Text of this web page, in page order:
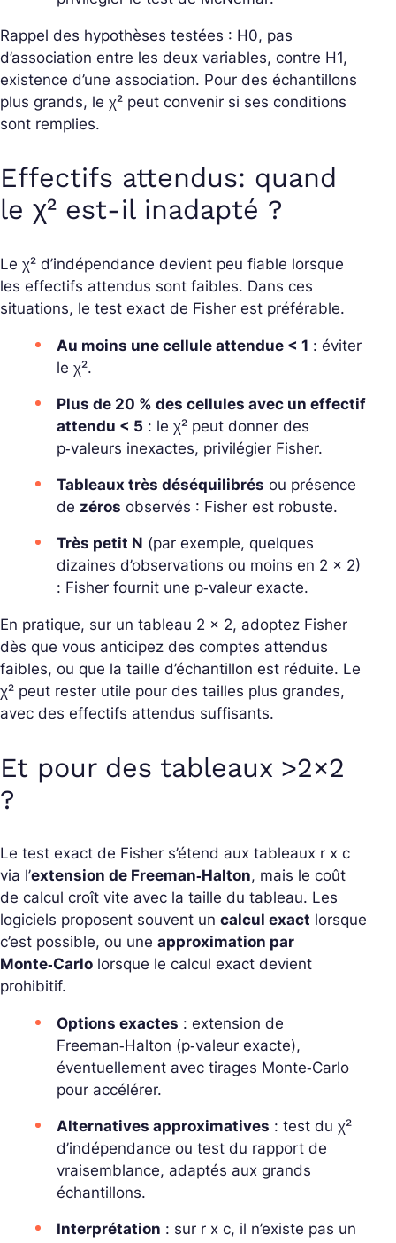
Rappel des hypothèses testées : H0, pas
d’association entre les deux variables, contre H1,
existence d’une association. Pour des échantillons
plus grands, le χ² peut convenir si ses conditions
sont remplies.
Effectifs attendus: quand
le χ² est-il inadapté ?
Le χ² d’indépendance devient peu fiable lorsque
les effectifs attendus sont faibles. Dans ces
situations, le test exact de Fisher est préférable.
Au moins une cellule attendue < 1 : éviter
le χ².
Plus de 20 % des cellules avec un effectif
attendu < 5 : le χ² peut donner des
p‑valeurs inexactes, privilégier Fisher.
Tableaux très déséquilibrés ou présence
de zéros observés : Fisher est robuste.
Très petit N (par exemple, quelques
dizaines d’observations ou moins en 2 x 2)
: Fisher fournit une p‑valeur exacte.
En pratique, sur un tableau 2 x 2, adoptez Fisher
dès que vous anticipez des comptes attendus
faibles, ou que la taille d’échantillon est réduite. Le
χ² peut rester utile pour des tailles plus grandes,
avec des effectifs attendus suffisants.
Et pour des tableaux >2×2
?
Le test exact de Fisher s’étend aux tableaux r x c
via l’extension de Freeman‑Halton, mais le coût
de calcul croît vite avec la taille du tableau. Les
logiciels proposent souvent un calcul exact lorsque
c’est possible, ou une approximation par
Monte‑Carlo lorsque le calcul exact devient
prohibitif.
Options exactes : extension de
Freeman‑Halton (p‑valeur exacte),
éventuellement avec tirages Monte‑Carlo
pour accélérer.
Alternatives approximatives : test du χ²
d’indépendance ou test du rapport de
vraisemblance, adaptés aux grands
échantillons.
Interprétation : sur r x c, il n’existe pas un